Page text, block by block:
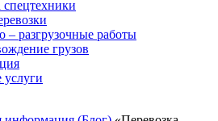
спецтехники
– разгрузочные работы
грузов